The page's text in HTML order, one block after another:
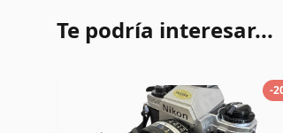
Te podría interesar...
-